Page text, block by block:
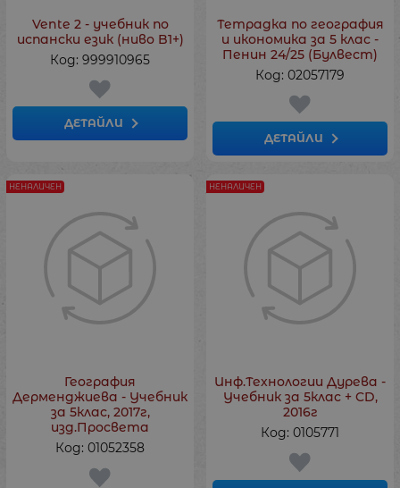
Vente 2 - учебник по
испански език (ниво B1+)
Код: 999910965
ДЕТАЙЛИ
Тетрадка по география
и икономика за 5 клас -
Пенин 24/25 (Булвест)
Код: 02057179
ДЕТАЙЛИ
География
Дерменджиева - Учебник
за 5клас, 2017г,
изд.Просвета
Код: 01052358
НЕНАЛИЧЕН
Инф.Технологии Дурева -
Учебник за 5клас + CD,
2016г
Код: 0105771
НЕНАЛИЧЕН